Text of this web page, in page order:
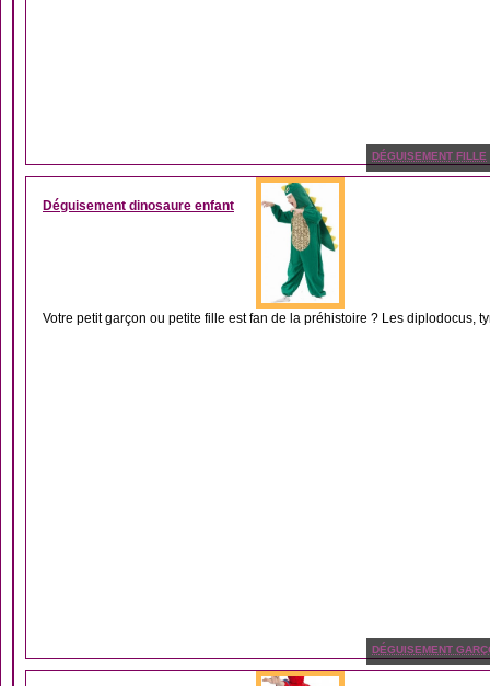
DÉGUISEMENT FILLE
Déguisement dinosaure enfant
Votre petit garçon ou petite fille est fan de la préhistoire ? Les diplodocus,
DÉGUISEMENT